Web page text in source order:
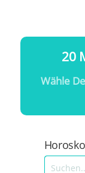
20
Wähle